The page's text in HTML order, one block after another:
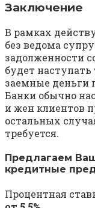
Заключение
В рамках
без ведома
задолженности
будет наступать
заемные деньги
Банки обычно
и жен клиентов
остальных
требуется.
Предлагаем
кредитные
Процентная